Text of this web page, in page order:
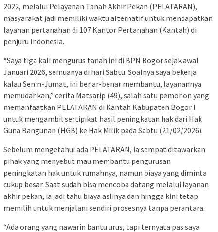
2022, melalui Pelayanan Tanah Akhir Pekan (PELATARAN),
masyarakat jadi memiliki waktu alternatif untuk mendapatkan
layanan pertanahan di 107 Kantor Pertanahan (Kantah) di
penjuru Indonesia.
“Saya tiga kali mengurus tanah ini di BPN Bogor sejak awal
Januari 2026, semuanya di hari Sabtu. Soalnya saya bekerja
kalau Senin-Jumat, ini benar-benar membantu, layanannya
memudahkan,” cerita Matsarip (49), salah satu pemohon yang
memanfaatkan PELATARAN di Kantah Kabupaten Bogor I
untuk mengambil sertipikat hasil peningkatan hak dari Hak
Guna Bangunan (HGB) ke Hak Milik pada Sabtu (21/02/2026).
Sebelum mengetahui ada PELATARAN, ia sempat ditawarkan
pihak yang menyebut mau membantu pengurusan
peningkatan hak untuk rumahnya, namun biaya yang diminta
cukup besar. Saat sudah bisa mencoba datang melalui layanan
akhir pekan, ia jadi tahu biaya aslinya dan hingga kini tetap
memilih untuk menjalani sendiri prosesnya tanpa perantara.
“Ada orang yang nawarin bantu urus, tapi ternyata pas saya